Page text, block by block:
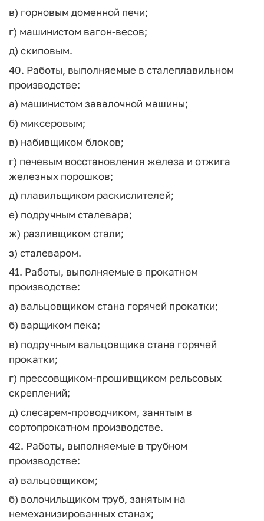
в) горновым доменной печи;
г) машинистом вагон-весов;
д) скиповым.
40. Работы, выполняемые в сталеплавильном
производстве:
а) машинистом завалочной машины;
б) миксеровым;
в) набивщиком блоков;
г) печевым восстановления железа и отжига
железных порошков;
д) плавильщиком раскислителей;
е) подручным сталевара;
ж) разливщиком стали;
з) сталеваром.
41. Работы, выполняемые в прокатном
производстве:
а) вальцовщиком стана горячей прокатки;
б) варщиком пека;
в) подручным вальцовщика стана горячей
прокатки;
г) прессовщиком-прошивщиком рельсовых
скреплений;
д) слесарем-проводчиком, занятым в
сортопрокатном производстве.
42. Работы, выполняемые в трубном
производстве:
а) вальцовщиком;
б) волочильщиком труб, занятым на
немеханизированных станах;